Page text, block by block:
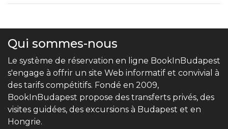
Qui sommes-nous
Le système de réservation en ligne BookInBudapest
s'engage à offrir un site Web informatif et convivial à
des tarifs compétitifs. Fondé en 2009,
BookInBudapest propose des transferts privés, des
visites guidées, des excursions à Budapest et en
Hongrie.